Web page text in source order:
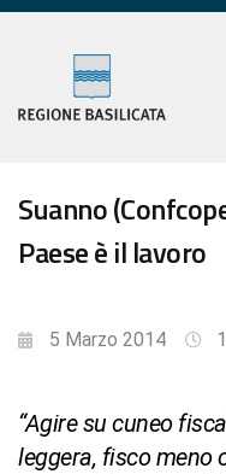
Suanno
Paese è il lavoro
5 Marzo 2014
“Agire su cuneo
leggera, fisco meno